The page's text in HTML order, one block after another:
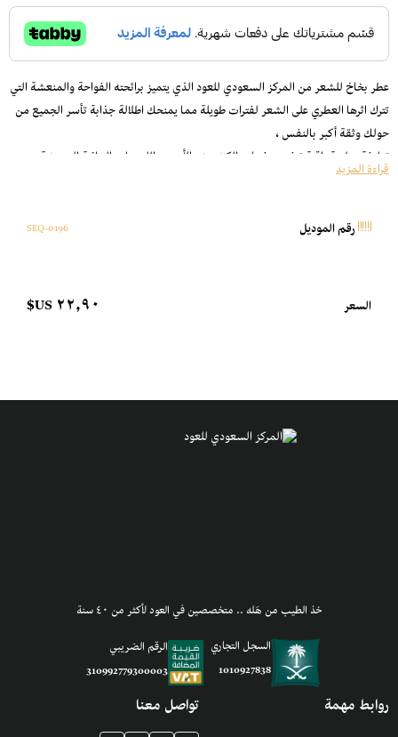
عطر بخاخ للشعر من المركز السعودي للعود الذي يتميز برائحته الفواحة والمنعشة التي
تترك اثرها العطري على الشعر لفترات طويلة مما يمنحك اطلالة جذابة تأسر الجميع من
حولك وثقة أكبر بالنفس ،
توليفة عطرية راقية تنفتح بنفحات الكشمش الأسود واللمسات المائية المنعشة،
تركيبته الخفيفة والمنعشة تجعله خيارك الامثل للاستخدام اليومي وفي جميع
قراءة المزيد
رقم الموديل 0196-SEQ
السعر ٢٢٫٩٠ US$
خذ الطيب من هَله .. متخصصين في العود لأكثر من ٤٠ سنة
السجل التجاري
1010927838
الرقم الضريبي
310992779300003
روابط مهمة تواصل معنا